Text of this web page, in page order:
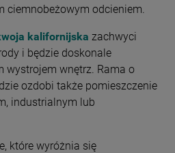
ciemnobeżowym odcieniem.
kalifornijska zachwyci
i będzie doskonale
wystrojem wnętrz. Rama o
ozdobi także pomieszczenie
industrialnym lub
które wyróżnia się